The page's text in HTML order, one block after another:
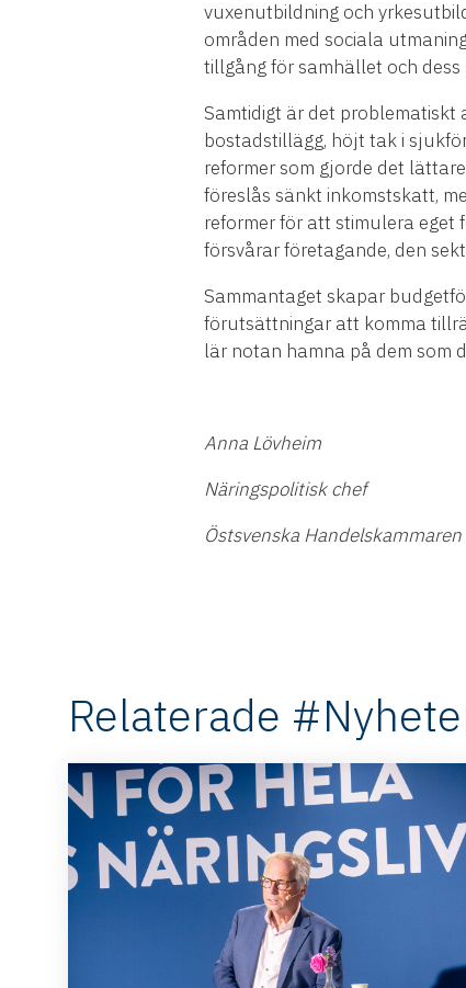
vuxenutbildning och
områden med sociala
tillgång för samhället och dess
Samtidigt är det problematiskt
bostadstillägg, höjt tak i
reformer som gjorde det
föreslås sänkt inkomstskatt,
reformer för att stimulera eget
försvårar företagande, den
Sammantaget skapar
förutsättningar att komma
lär notan hamna på dem som
Anna Lövheim
Näringspolitisk chef
Östsvenska Handelskammaren
Relaterade